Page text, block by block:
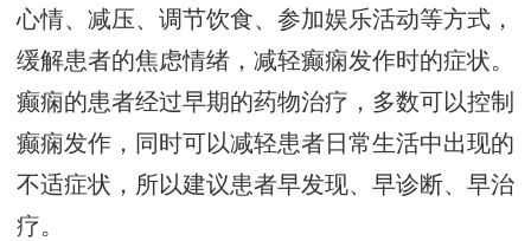
心情、减压、调节饮食、参加娱乐活动等方式，
缓解患者的焦虑情绪，减轻癫痫发作时的症状。
癫痫的患者经过早期的药物治疗，多数可以控制
癫痫发作，同时可以减轻患者日常生活中出现的
不适症状，所以建议患者早发现、早诊断、早治
疗。